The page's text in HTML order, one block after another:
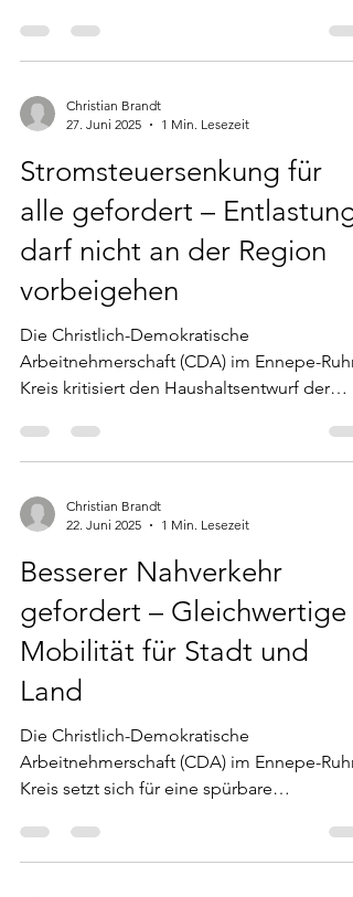
Christian Brandt
27. Juni 2025
1 Min. Lesezeit
Stromsteuersenkung für
alle gefordert – Entlastung
darf nicht an der Region
vorbeigehen
Die Christlich-Demokratische
Arbeitnehmerschaft (CDA) im Ennepe-Ruhr-
Kreis kritisiert den Haushaltsentwurf der
Christian Brandt
22. Juni 2025
1 Min. Lesezeit
Besserer Nahverkehr
gefordert – Gleichwertige
Mobilität für Stadt und
Land
Die Christlich-Demokratische
Arbeitnehmerschaft (CDA) im Ennepe-Ruhr-
Kreis setzt sich für eine spürbare